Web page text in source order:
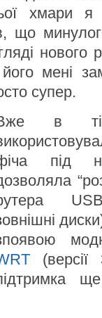
хмари я
що
нового
мені
супер.
в
під
(версії